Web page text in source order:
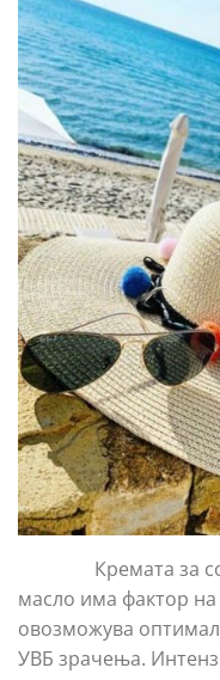
Кремата за
масло има фактор
овозможува
УВБ зрачења.